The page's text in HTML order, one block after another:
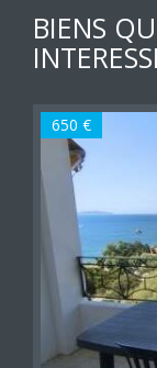
BIENS
650 €